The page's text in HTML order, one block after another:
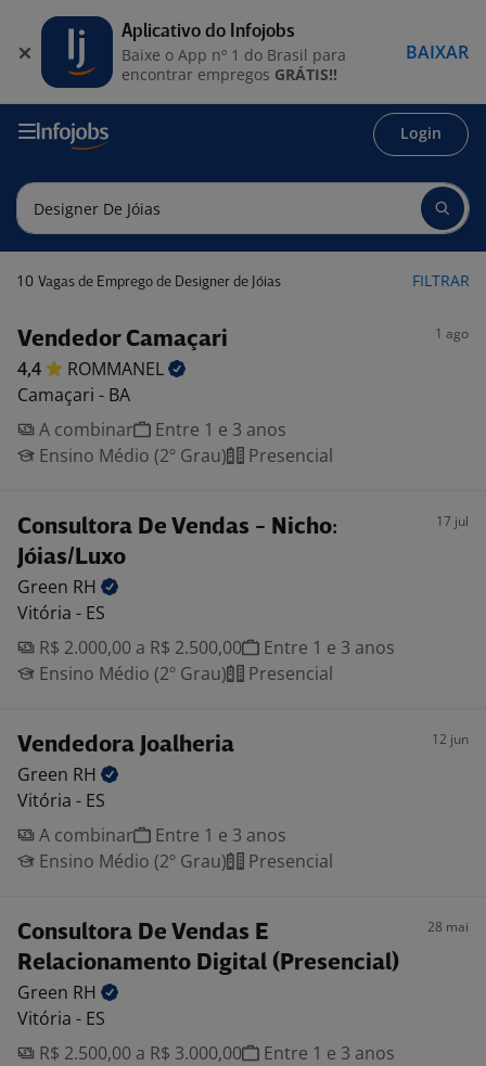
Login
10 Vagas de Emprego de Designer de Jóias FILTRAR
Vendedor Camaçari 1 ago
4,4
ROMMANEL
Camaçari - BA
A combinar
Entre 1 e 3 anos
Ensino Médio (2º Grau)
Presencial
Consultora De Vendas - Nicho:
Jóias/Luxo
17 jul
Green RH
Vitória - ES
R$ 2.000,00 a R$ 2.500,00
Entre 1 e 3 anos
Ensino Médio (2º Grau)
Presencial
Vendedora Joalheria 12 jun
Green RH
Vitória - ES
A combinar
Entre 1 e 3 anos
Ensino Médio (2º Grau)
Presencial
Consultora De Vendas E
Relacionamento Digital (Presencial)
28 mai
Green RH
Vitória - ES
R$ 2.500,00 a R$ 3.000,00
Entre 1 e 3 anos
Aplicativo do Infojobs
Baixe o App nº 1 do Brasil para
encontrar empregos GRÁTIS!!
BAIXAR